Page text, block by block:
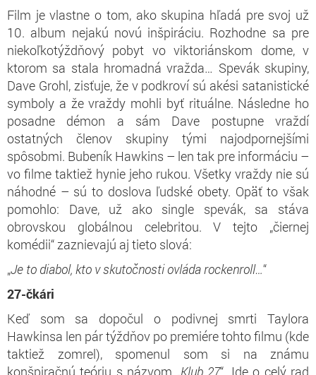
Film je vlastne o tom, ako skupina hľadá pre svoj už
10. album nejakú novú inšpiráciu. Rozhodne sa pre
niekoľkotýždňový pobyt vo viktoriánskom dome, v
ktorom sa stala hromadná vražda… Spevák skupiny,
Dave Grohl, zisťuje, že v podkroví sú akési satanistické
symboly a že vraždy mohli byť rituálne. Následne ho
posadne démon a sám Dave postupne vraždí
ostatných členov skupiny tými najodpornejšími
spôsobmi. Bubeník Hawkins – len tak pre informáciu –
vo filme taktiež hynie jeho rukou. Všetky vraždy nie sú
náhodné – sú to doslova ľudské obety. Opäť to však
pomohlo: Dave, už ako single spevák, sa stáva
obrovskou globálnou celebritou. V tejto „čiernej
komédii“ zaznievajú aj tieto slová:
„Je to diabol, kto v skutočnosti ovláda rockenroll…“
27-čkári
Keď som sa dopočul o podivnej smrti Taylora
Hawkinsa len pár týždňov po premiére tohto filmu (kde
taktiež zomrel), spomenul som si na známu